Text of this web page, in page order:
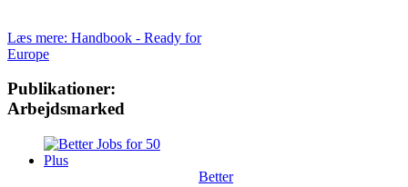
Para aquellos que desean maximizar sus
fondos desde el primer minuto, el
competitiva excepcional para nuevos
usuarios. Al activar esta promoción,
recibirás incentivos adicionales que te
permitirán explorar más juegos y
aumentar tus posibilidades de acierto. Es
fundamental revisar los términos y
condiciones para aprovechar al máximo
Læs mere: Handbook - Ready for
Europe
Publikationer:
Arbejdsmarked
Better